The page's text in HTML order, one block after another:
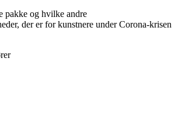
pakke og hvilke andre
der er for kunstnere under Corona-krisen